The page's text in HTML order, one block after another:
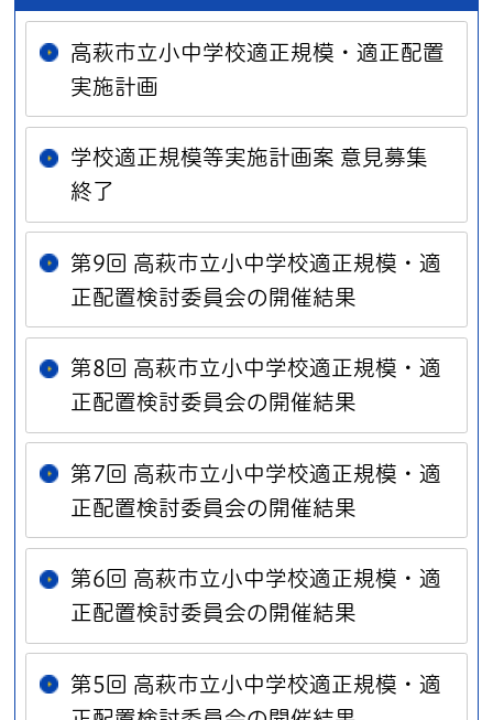
高萩市立小中学校適正規模・適正配置
実施計画
学校適正規模等実施計画案 意見募集
終了
第9回 高萩市立小中学校適正規模・適
正配置検討委員会の開催結果
第8回 高萩市立小中学校適正規模・適
正配置検討委員会の開催結果
第7回 高萩市立小中学校適正規模・適
正配置検討委員会の開催結果
第6回 高萩市立小中学校適正規模・適
正配置検討委員会の開催結果
第5回 高萩市立小中学校適正規模・適